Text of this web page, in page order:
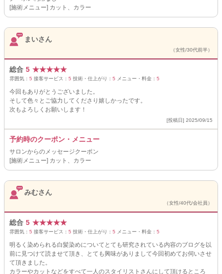
[施術メニュー] カット、カラー
まいさん
（女性/30代前半）
総合 5 ★★★★★
雰囲気： 5 接客サービス： 5 技術・仕上がり： 5 メニュー・料金： 5
今回もありがとうございました。
そして色々とご協力してくださり嬉しかったです。
次もよろしくお願いします！
[投稿日] 2025/09/15
予約時のクーポン・メニュー
サロンからのメッセージクーポン
[施術メニュー] カット、カラー
みむさん
（女性/40代/会社員）
総合 5 ★★★★★
雰囲気： 5 接客サービス： 5 技術・仕上がり： 5 メニュー・料金： 5
明るく染められる白髪染めについてとても研究されている内容のブログを以
前に見つけて読ませて頂き、とても興味がありまして今回初めてお伺いさせ
て頂きました。
カラーやカットなどをすべて一人のスタイリストさんにして頂けるところ